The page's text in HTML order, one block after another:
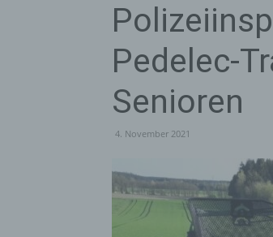
Pedelec-
Senioren
4. November 2021